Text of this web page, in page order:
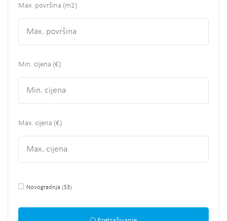
Max. površina (m2)
Min. cijena (€)
Max. cijena (€)
Novogradnja (53)